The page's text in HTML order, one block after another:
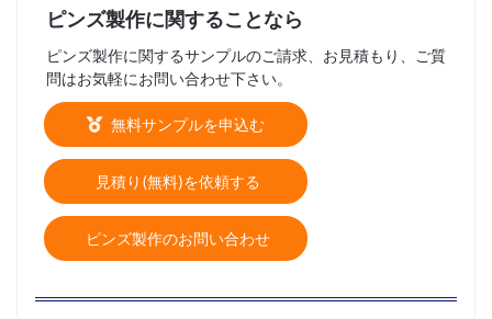
ピンズ製作に関することなら
ピンズ製作に関するサンプルのご請求、お見積もり、ご質
問はお気軽にお問い合わせ下さい。
無料サンプルを申込む
見積り(無料)を依頼する
ピンズ製作のお問い合わせ